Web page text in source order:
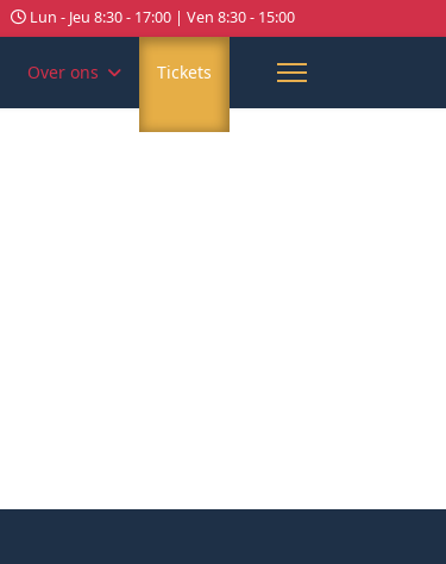
Lun - Jeu 8:30 - 17:00 | Ven 8:30 - 15:00
Over ons Tickets